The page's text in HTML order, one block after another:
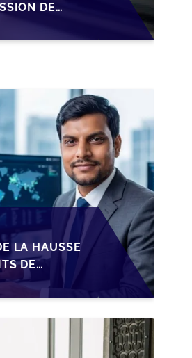
DE
DE
LA HAUSSE
DE
EN
SUR LA